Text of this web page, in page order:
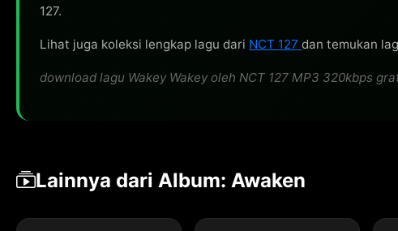
127.
Lihat juga koleksi lengkap lagu dari NCT 127 dan temukan
download lagu Wakey Wakey oleh NCT 127 MP3 320kbps
Lainnya dari Album: Awaken